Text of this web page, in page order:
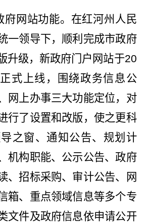
府网站功能。在红河州人民
一领导下，顺利完成市政府
升级，新政府门户网站于20
正式上线，围绕政务信息公
网上办事三大功能定位，对
行了设置和改版，使之更科
之窗、通知公告、规划计
机构职能、公示公告、政府
、招标采购、审计公告、网
箱、重点领域信息等多个专
文件及政府信息依申请公开